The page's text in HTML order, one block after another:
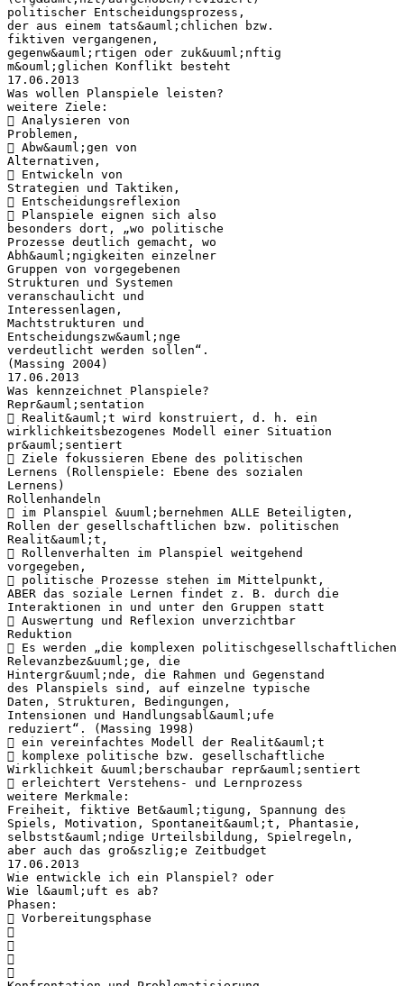
politischer Entscheidungsprozess,
der aus einem tats&auml;chlichen bzw.
fiktiven vergangenen,
gegenw&auml;rtigen oder zuk&uuml;nftig
m&ouml;glichen Konflikt besteht
17.06.2013
Was wollen Planspiele leisten?
weitere Ziele:
 Analysieren von
Problemen,
 Abw&auml;gen von
Alternativen,
 Entwickeln von
Strategien und Taktiken,
 Entscheidungsreflexion
 Planspiele eignen sich also
besonders dort, „wo politische
Prozesse deutlich gemacht, wo
Abh&auml;ngigkeiten einzelner
Gruppen von vorgegebenen
Strukturen und Systemen
veranschaulicht und
Interessenlagen,
Machtstrukturen und
Entscheidungszw&auml;nge
verdeutlicht werden sollen“.
(Massing 2004)
17.06.2013
Was kennzeichnet Planspiele?
Repr&auml;sentation
 Realit&auml;t wird konstruiert, d. h. ein
wirklichkeitsbezogenes Modell einer Situation
pr&auml;sentiert
 Ziele fokussieren Ebene des politischen
Lernens (Rollenspiele: Ebene des sozialen
Lernens)
Rollenhandeln
 im Planspiel &uuml;bernehmen ALLE Beteiligten,
Rollen der gesellschaftlichen bzw. politischen
Realit&auml;t,
 Rollenverhalten im Planspiel weitgehend
vorgegeben,
 politische Prozesse stehen im Mittelpunkt,
ABER das soziale Lernen findet z. B. durch die
Interaktionen in und unter den Gruppen statt
 Auswertung und Reflexion unverzichtbar
Reduktion
 Es werden „die komplexen politischgesellschaftlichen
Relevanzbez&uuml;ge, die
Hintergr&uuml;nde, die Rahmen und Gegenstand
des Planspiels sind, auf einzelne typische
Daten, Strukturen, Bedingungen,
Intensionen und Handlungsabl&auml;ufe
reduziert“. (Massing 1998)
 ein vereinfachtes Modell der Realit&auml;t
 komplexe politische bzw. gesellschaftliche
Wirklichkeit &uuml;berschaubar repr&auml;sentiert
 erleichtert Verstehens- und Lernprozess
weitere Merkmale:
Freiheit, fiktive Bet&auml;tigung, Spannung des
Spiels, Motivation, Spontaneit&auml;t, Phantasie,
selbstst&auml;ndige Urteilsbildung, Spielregeln,
aber auch das gro&szlig;e Zeitbudget
17.06.2013
Wie entwickle ich ein Planspiel? oder
Wie l&auml;uft es ab?
Phasen:
 Vorbereitungsphase



